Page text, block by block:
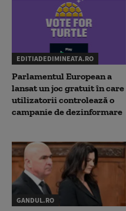
EDITIADEDIMINEATA.RO
Parlamentul European a
lansat un joc gratuit în care
utilizatorii controlează o
campanie de dezinformare
GANDUL.RO